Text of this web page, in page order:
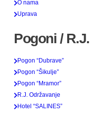
O nama
Uprava
Pogoni / R.J.
Pogon “Dubrave”
Pogon “Šikulje”
Pogon “Mramor”
R.J. Održavanje
Hotel “SALINES”